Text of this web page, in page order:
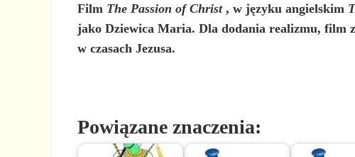
Film The Passion of Christ, w języku angielskim
jako Dziewica Maria. Dla dodania realizmu, film
w czasach Jezusa.
Powiązane znaczenia: